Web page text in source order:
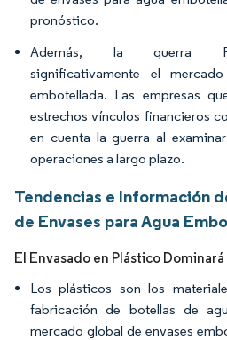
pronóstico.
Además, la guerra
significativamente el
embotellada. Las empresas
estrechos vínculos financieros
en cuenta la guerra al
operaciones a largo plazo.
Tendencias e Información
de Envases para Agua
El Envasado en Plástico
Los plásticos son los
fabricación de botellas de
mercado global de envases